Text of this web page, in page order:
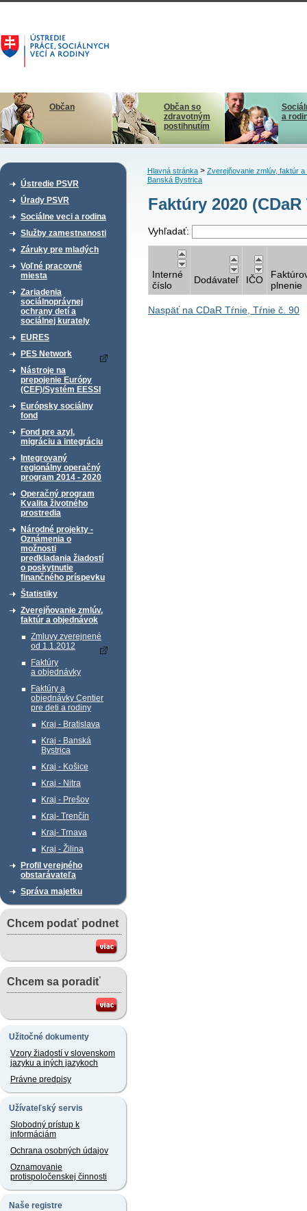
Občan
Občan so
zdravotným
postihnutím
a
Ústredie PSVR
Úrady PSVR
Sociálne veci a rodina
Služby zamestnanosti
Záruky pre mladých
Voľné pracovné
miesta
Zariadenia
sociálnoprávnej
ochrany detí a
sociálnej kurately
EURES
PES Network
Nástroje na
prepojenie Európy
(CEF)/Systém EESSI
Európsky sociálny
fond
Fond pre azyl,
migráciu a integráciu
Integrovaný
regionálny operačný
program 2014 - 2020
Operačný program
Kvalita životného
prostredia
Národné projekty -
Oznámenia o
možnosti
predkladania žiadostí
o poskytnutie
finančného príspevku
Štatistiky
Zverejňovanie zmlúv,
faktúr a objednávok
Zmluvy zverejnené
od 1.1.2012
Faktúry
a objednávky
Faktúry a
objednávky Centier
pre deti a rodiny
Kraj - Bratislava
Kraj - Banská
Bystrica
Kraj - Košice
Kraj - Nitra
Kraj - Prešov
Kraj- Trenčín
Kraj- Trnava
Kraj - Žilina
Profil verejného
obstarávateľa
Správa majetku
Chcem podať podnet
Chcem sa poradiť
Užitočné dokumenty
Vzory žiadostí v slovenskom
jazyku a iných jazykoch
Právne predpisy
Užívateľský servis
Slobodný prístup k
informáciám
Ochrana osobných údajov
Oznamovanie
protispoločenskej činnosti
Naše registre
Hlavná stránka> Zverejňovanie zmlúv, faktúr a
Banská Bystrica
Faktúry 2020
Vyhľadať:
Interné
číslo
Dodávateľ IČO
plnenie
Naspäť na CDaR Tŕnie, Tŕnie č. 90